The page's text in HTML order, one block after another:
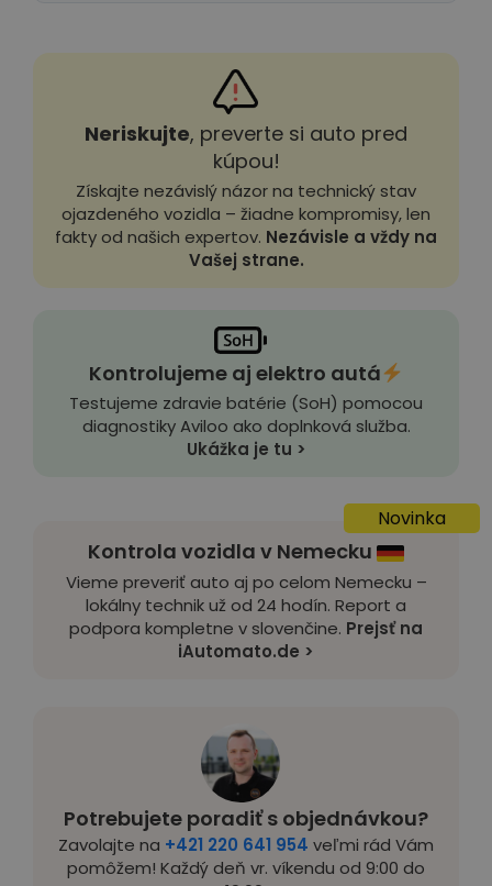
Potrebujete poradiť s objednávkou?
Zavolajte na +421 220 641 954 veľmi rád Vám
pomôžem! Každý deň vr. víkendu od 9:00 do
Neriskujte, preverte si auto pred
kúpou!
Získajte nezávislý názor na technický stav
ojazdeného vozidla – žiadne kompromisy, len
fakty od našich expertov. Nezávisle a vždy na
Vašej strane.
Kontrolujeme aj elektro autá
Testujeme zdravie batérie (SoH) pomocou
diagnostiky Aviloo ako doplnková služba.
Ukážka je tu >
Novinka
Kontrola vozidla v Nemecku
Vieme preveriť auto aj po celom Nemecku –
lokálny technik už od 24 hodín. Report a
podpora kompletne v slovenčine. Prejsť na
iAutomato.de >